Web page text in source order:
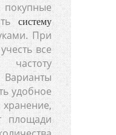
систему
При
все
удобное
площади